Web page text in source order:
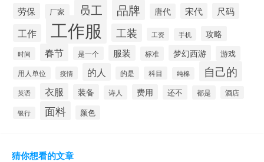
劳保 厂家 员工 品牌 唐代 宋代 尺码
工作 工作服 工装 工资 手机 攻略
时间 春节 是一个 服装 标准 梦幻西游 游戏
用人单位 疫情 的人 的是 科目 纯棉 自己的
英语 衣服 装备 诗人 费用 还不 都是 酒店
银行 面料 颜色
猜你想看的文章